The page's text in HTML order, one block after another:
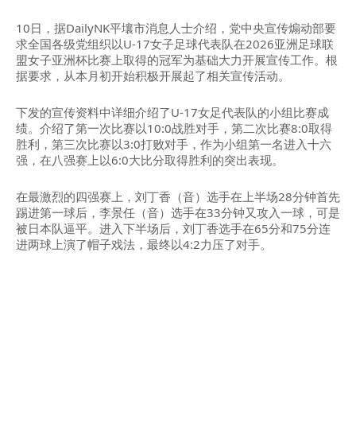
10日，据DailyNK平壤市消息人士介绍，党中央宣传煽动部要
求全国各级党组织以U-17女子足球代表队在2026亚洲足球联
盟女子亚洲杯比赛上取得的冠军为基础大力开展宣传工作。根
据要求，从本月初开始积极开展起了相关宣传活动。
下发的宣传资料中详细介绍了U-17女足代表队的小组比赛成
绩。介绍了第一次比赛以10:0战胜对手，第二次比赛8:0取得
胜利，第三次比赛以3:0打败对手，作为小组第一名进入十六
强，在八强赛上以6:0大比分取得胜利的突出表现。
在最激烈的四强赛上，刘丁香（音）选手在上半场28分钟首先
踢进第一球后，李景任（音）选手在33分钟又攻入一球，可是
被日本队逼平。进入下半场后，刘丁香选手在65分和75分连
进两球上演了帽子戏法，最终以4:2力压了对手。